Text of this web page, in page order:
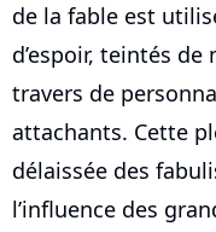
de la fable est
d’espoir, teintés
travers de
attachants. Cette
délaissée des
l’influence des